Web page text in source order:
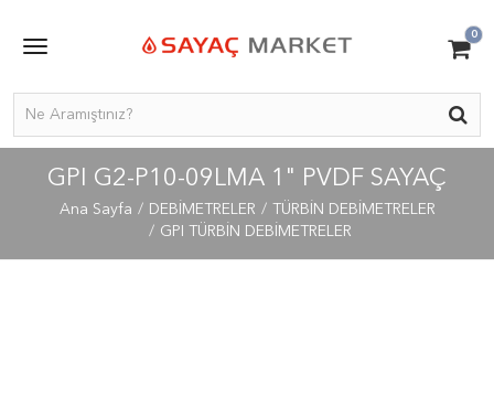
0
GPI G2-P10-09LMA 1" PVDF SAYAÇ
Ana Sayfa DEBİMETRELER
TÜRBİN DEBİMETRELER
GPI TÜRBİN DEBİMETRELER